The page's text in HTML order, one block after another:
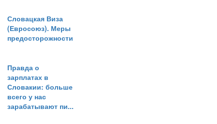
Словацкая Виза
(Евросоюз). Меры
предосторожности
Правда о
зарплатах в
Словакии: больше
всего у нас
зарабатывают пи...